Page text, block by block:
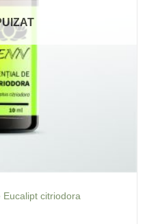
Eucalipt citriodora